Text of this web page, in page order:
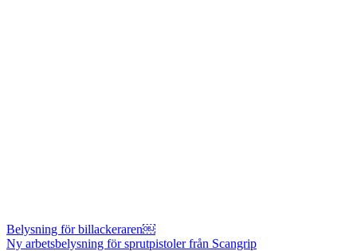
Belysning för billackeraren￼
Ny arbetsbelysning för sprutpistoler från Scangrip